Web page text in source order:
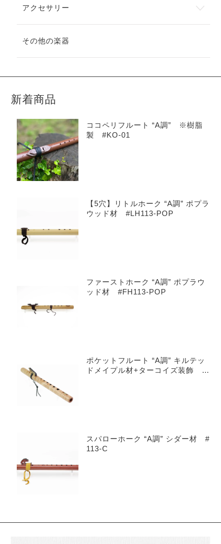
アクセサリー
その他の楽器
新着商品
ココペリフルート “A調” ※樹脂
製 #KO-01
【5穴】リトルホーク “A調” ポプラ
ウッド材 #LH113-POP
ファーストホーク “A調” ポプラウ
ッド材 #FH113-POP
ポケットフルート “A調” キルテッ
ドメイプル材+ターコイズ装飾 #
スパローホーク “A調” シダー材 #
113-C